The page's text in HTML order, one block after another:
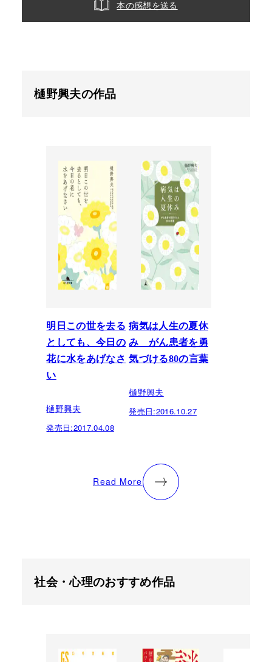
本の感想を送る
樋野興夫の作品
明日この世を去る
としても、今日の
花に水をあげなさ
い
樋野興夫
発売日:2017.04.08
病気は人生の夏休
み がん患者を勇
気づける80の言葉
樋野興夫
発売日:2016.10.27
Read More
社会・心理のおすすめ作品